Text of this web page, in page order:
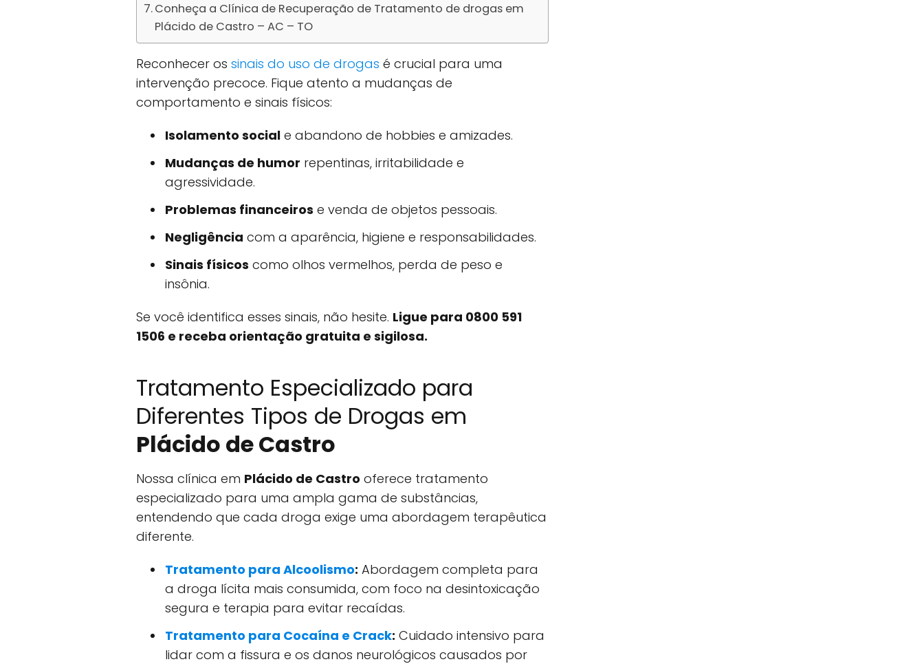
Conheça a Clínica de Recuperação de Tratamento de drogas em
Plácido de Castro – AC – TO
Reconhecer os sinais do uso de drogas é crucial para uma
intervenção precoce. Fique atento a mudanças de
comportamento e sinais físicos:
Isolamento social e abandono de hobbies e amizades.
Mudanças de humor repentinas, irritabilidade e
agressividade.
Problemas financeiros e venda de objetos pessoais.
Negligência com a aparência, higiene e responsabilidades.
Sinais físicos como olhos vermelhos, perda de peso e
insônia.
Se você identifica esses sinais, não hesite. Ligue para 0800 591
1506 e receba orientação gratuita e sigilosa.
Tratamento Especializado para
Diferentes Tipos de Drogas em
Plácido de Castro
Nossa clínica em Plácido de Castro oferece tratamento
especializado para uma ampla gama de substâncias,
entendendo que cada droga exige uma abordagem terapêutica
diferente.
Tratamento para Alcoolismo: Abordagem completa para
a droga lícita mais consumida, com foco na desintoxicação
segura e terapia para evitar recaídas.
Tratamento para Cocaína e Crack: Cuidado intensivo para
lidar com a fissura e os danos neurológicos causados por